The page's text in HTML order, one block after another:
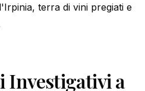
terra di vini pregiati e
Investigativi a